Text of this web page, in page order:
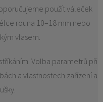
použít váleček
rouna 10–18 mm nebo
vlasem.
Volba parametrů při
a vlastnostech zařízení a